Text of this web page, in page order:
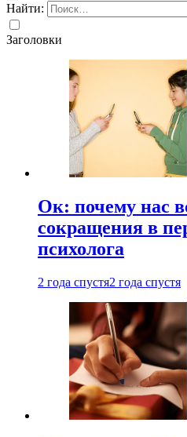
Найти:
Заголовки
Ок: почему нас
сокращения в
психолога
2 года спустя2 года спустя